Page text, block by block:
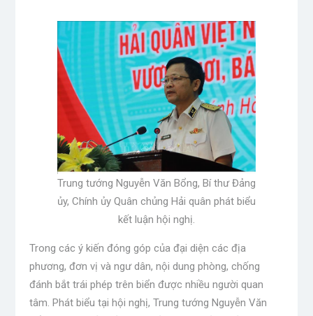
Trung tướng Nguyễn Văn Bổng, Bí thư Đảng
ủy, Chính ủy Quân chủng Hải quân phát biểu
kết luận hội nghị.
Trong các ý kiến ​​đóng góp của đại diện các địa
phương, đơn vị và ngư dân, nội dung phòng, chống
đánh bắt trái phép trên biển được nhiều người quan
tâm. Phát biểu tại hội nghị, Trung tướng Nguyễn Văn